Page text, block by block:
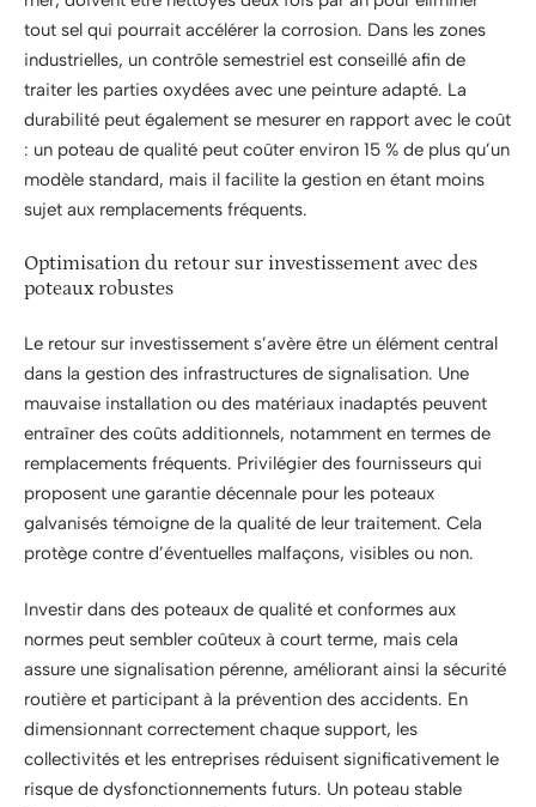
tout sel qui pourrait accélérer la corrosion. Dans les zones
industrielles, un contrôle semestriel est conseillé afin de
traiter les parties oxydées avec une peinture adapté. La
durabilité peut également se mesurer en rapport avec le coût
: un poteau de qualité peut coûter environ 15 % de plus qu’un
modèle standard, mais il facilite la gestion en étant moins
sujet aux remplacements fréquents.
Optimisation du retour sur investissement avec des
poteaux robustes
Le retour sur investissement s’avère être un élément central
dans la gestion des infrastructures de signalisation. Une
mauvaise installation ou des matériaux inadaptés peuvent
entraîner des coûts additionnels, notamment en termes de
remplacements fréquents. Privilégier des fournisseurs qui
proposent une garantie décennale pour les poteaux
galvanisés témoigne de la qualité de leur traitement. Cela
protège contre d’éventuelles malfaçons, visibles ou non.
Investir dans des poteaux de qualité et conformes aux
normes peut sembler coûteux à court terme, mais cela
assure une signalisation pérenne, améliorant ainsi la sécurité
routière et participant à la prévention des accidents. En
dimensionnant correctement chaque support, les
collectivités et les entreprises réduisent significativement le
risque de dysfonctionnements futurs. Un poteau stable